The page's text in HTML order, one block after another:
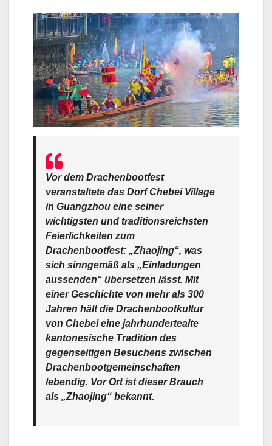
Vor dem Drachenbootfest
veranstaltete das Dorf Chebei Village
in Guangzhou eine seiner
wichtigsten und traditionsreichsten
Feierlichkeiten zum
Drachenbootfest: „Zhaojing“, was
sich sinngemäß als „Einladungen
aussenden“ übersetzen lässt. Mit
einer Geschichte von mehr als 300
Jahren hält die Drachenbootkultur
von Chebei eine jahrhundertealte
kantonesische Tradition des
gegenseitigen Besuchens zwischen
Drachenbootgemeinschaften
lebendig. Vor Ort ist dieser Brauch
als „Zhaojing“ bekannt.